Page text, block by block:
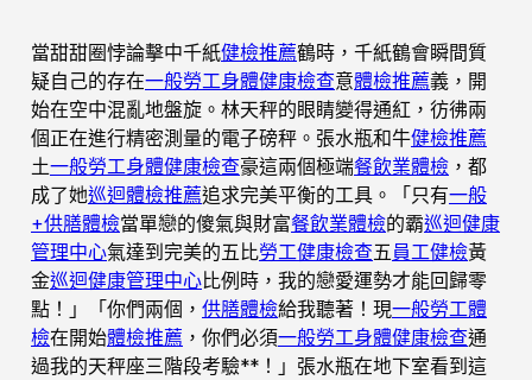
當甜甜圈悖論擊中千紙健檢推薦鶴時，千紙鶴會瞬間質
疑自己的存在一般勞工身體健康檢查意體檢推薦義，開
始在空中混亂地盤旋。林天秤的眼睛變得通紅，彷彿兩
個正在進行精密測量的電子磅秤。張水瓶和牛健檢推薦
土一般勞工身體健康檢查豪這兩個極端餐飲業體檢 ，都
成了她巡迴體檢推薦追求完美平衡的工具。「只有一般
+供膳體檢當單戀的傻氣與財富餐飲業體檢的霸巡迴健康
管理中心氣達到完美的五比勞工健康檢查五 員工健檢黃
金巡迴健康管理中心比例時，我的戀愛運勢才能回歸零
點！」「你們兩個， 供膳體檢給我聽著！現一般勞工體
檢在開始體檢推薦 ，你們必須一般勞工身體健康檢查通
過我的天秤座三階段考驗**！」張水瓶在地下室看到這